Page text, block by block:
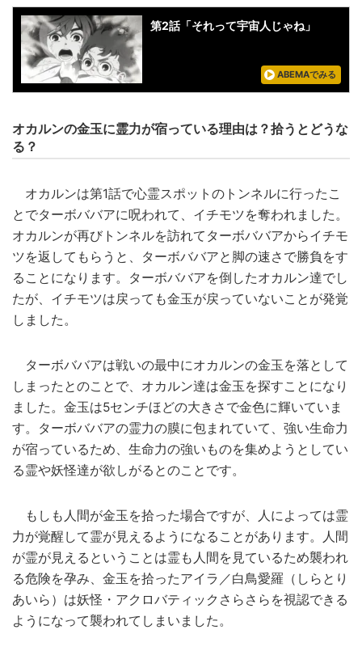
第2話「それって宇宙人じゃね」
ABEMAでみる
オカルンの金玉に霊力が宿っている理由は？拾うとどうな
る？
オカルンは第1話で心霊スポットのトンネルに行ったこ
とでターボババアに呪われて、イチモツを奪われました。
オカルンが再びトンネルを訪れてターボババアからイチモ
ツを返してもらうと、ターボババアと脚の速さで勝負をす
ることになります。ターボババアを倒したオカルン達でし
たが、イチモツは戻っても金玉が戻っていないことが発覚
しました。
ターボババアは戦いの最中にオカルンの金玉を落として
しまったとのことで、オカルン達は金玉を探すことになり
ました。金玉は5センチほどの大きさで金色に輝いていま
す。ターボババアの霊力の膜に包まれていて、強い生命力
が宿っているため、生命力の強いものを集めようとしてい
る霊や妖怪達が欲しがるとのことです。
もしも人間が金玉を拾った場合ですが、人によっては霊
力が覚醒して霊が見えるようになることがあります。人間
が霊が見えるということは霊も人間を見ているため襲われ
る危険を孕み、金玉を拾ったアイラ／白鳥愛羅（しらとり
あいら）は妖怪・アクロバティックさらさらを視認できる
ようになって襲われてしまいました。